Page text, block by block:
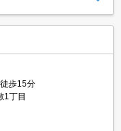
歩15分
1丁目